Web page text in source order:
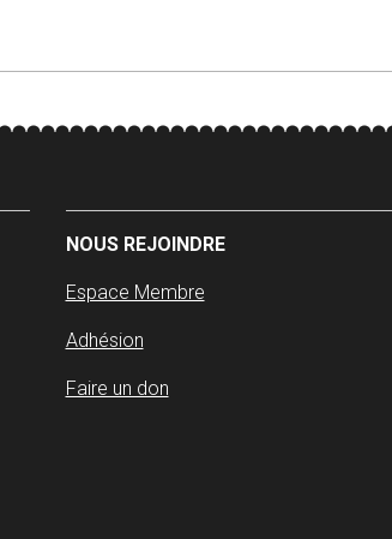
NOUS REJOINDRE
Espace Membre
Adhésion
Faire un don